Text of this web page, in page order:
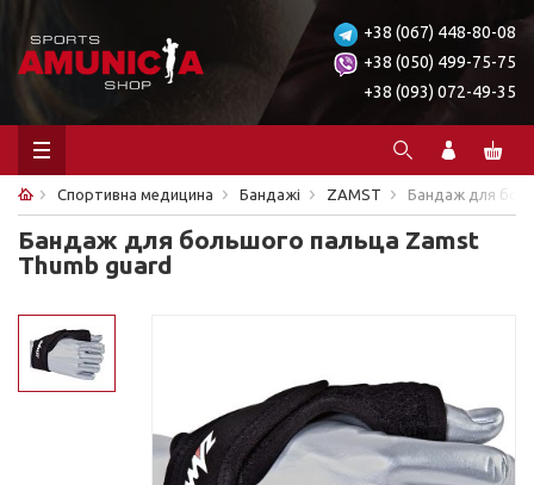
+38 (067) 448-80-08
+38 (050) 499-75-75
+38 (093) 072-49-35
Спортивна медицина Бандажі ZAMST Бандаж для
Бандаж для большого пальца Zamst
Thumb guard